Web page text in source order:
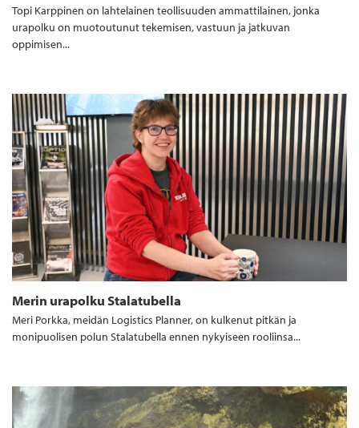
Topi Karppinen on lahtelainen teollisuuden ammattilainen, jonka
urapolku on muotoutunut tekemisen, vastuun ja jatkuvan
oppimisen...
Merin urapolku Stalatubella
Meri Porkka, meidän Logistics Planner, on kulkenut pitkän ja
monipuolisen polun Stalatubella ennen nykyiseen rooliinsa...